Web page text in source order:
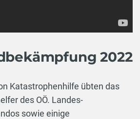
2022
Katastrophenhilfe übten das
des OÖ. Landes-
sowie einige